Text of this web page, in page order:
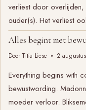
verliest door
ouder(s). Het verliest
Alles begint met
Door Titia Liese 2
Everything begins with
bewustwording.
moeder verloor.